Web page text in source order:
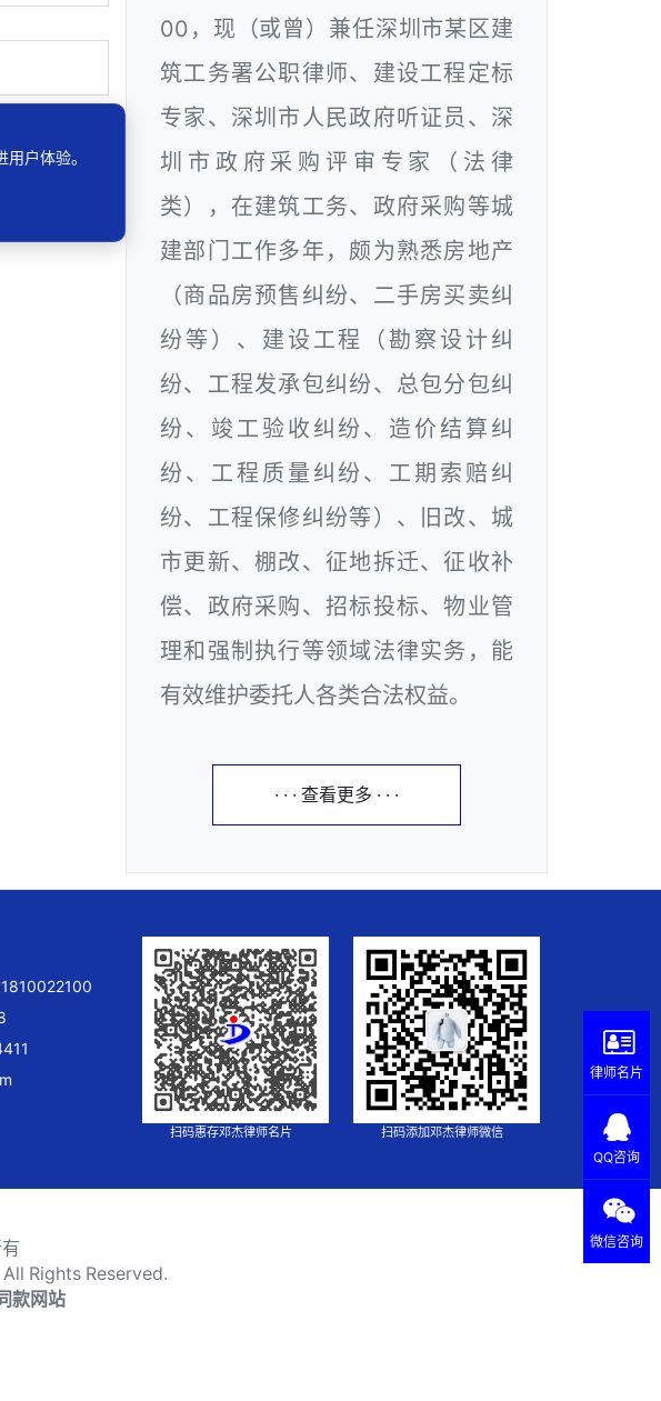
00，现（或曾）兼任深圳市某区建
筑工务署公职律师、建设工程定标
专家、深圳市人民政府听证员、深
圳市政府采购评审专家（法律
类），在建筑工务、政府采购等城
建部门工作多年，颇为熟悉房地产
（商品房预售纠纷、二手房买卖纠
纷等）、建设工程（勘察设计纠
纷、工程发承包纠纷、总包分包纠
纷、竣工验收纠纷、造价结算纠
纷、工程质量纠纷、工期索赔纠
纷、工程保修纠纷等）、旧改、城
市更新、棚改、征地拆迁、征收补
偿、政府采购、招标投标、物业管
理和强制执行等领域法律实务，能
有效维护委托人各类合法权益。
· · · 查看更多 · · ·
扫码惠存邓杰律师名片 扫码添加邓杰律师微信
Rights Reserved.
款网站
户体验。
律师名片
QQ咨询
微信咨询